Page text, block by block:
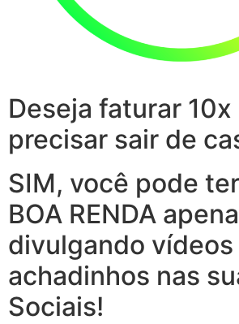
Deseja faturar 10x
precisar sair de
SIM, você pode
BOA RENDA
divulgando
achadinhos nas
Sociais!